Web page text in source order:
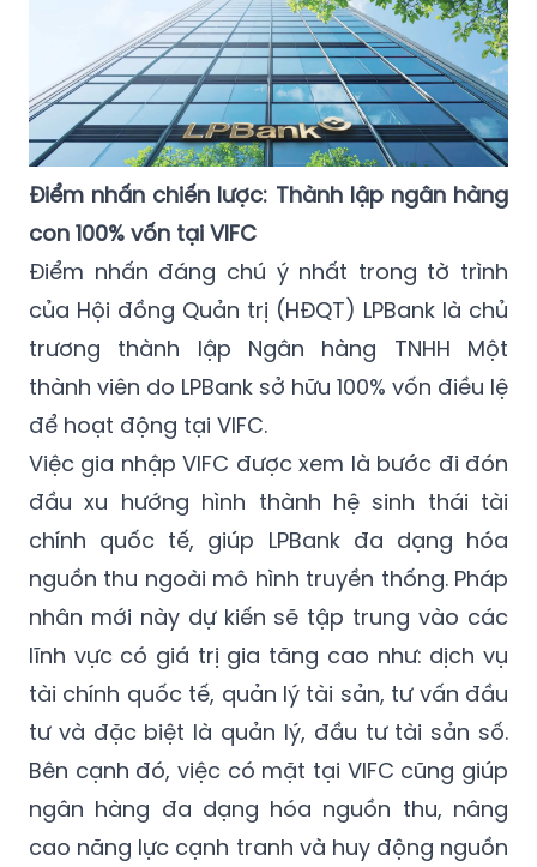
Điểm nhấn chiến lược: Thành lập ngân hàng
con 100% vốn tại VIFC
Điểm nhấn đáng chú ý nhất trong tờ trình
của Hội đồng Quản trị (HĐQT) LPBank là chủ
trương thành lập Ngân hàng TNHH Một
thành viên do LPBank sở hữu 100% vốn điều lệ
để hoạt động tại VIFC.
Việc gia nhập VIFC được xem là bước đi đón
đầu xu hướng hình thành hệ sinh thái tài
chính quốc tế, giúp LPBank đa dạng hóa
nguồn thu ngoài mô hình truyền thống. Pháp
nhân mới này dự kiến sẽ tập trung vào các
lĩnh vực có giá trị gia tăng cao như: dịch vụ
tài chính quốc tế, quản lý tài sản, tư vấn đầu
tư và đặc biệt là quản lý, đầu tư tài sản số.
Bên cạnh đó, việc có mặt tại VIFC cũng giúp
ngân hàng đa dạng hóa nguồn thu, nâng
cao năng lực cạnh tranh và huy động nguồn